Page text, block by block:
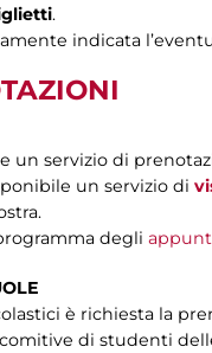
.
indicata
un servizio di
un servizio di
degli
è richiesta la
di studenti